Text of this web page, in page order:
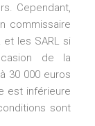
Cependant,
commissaire
les SARL si
de la
30 000 euros
est inférieure
sont